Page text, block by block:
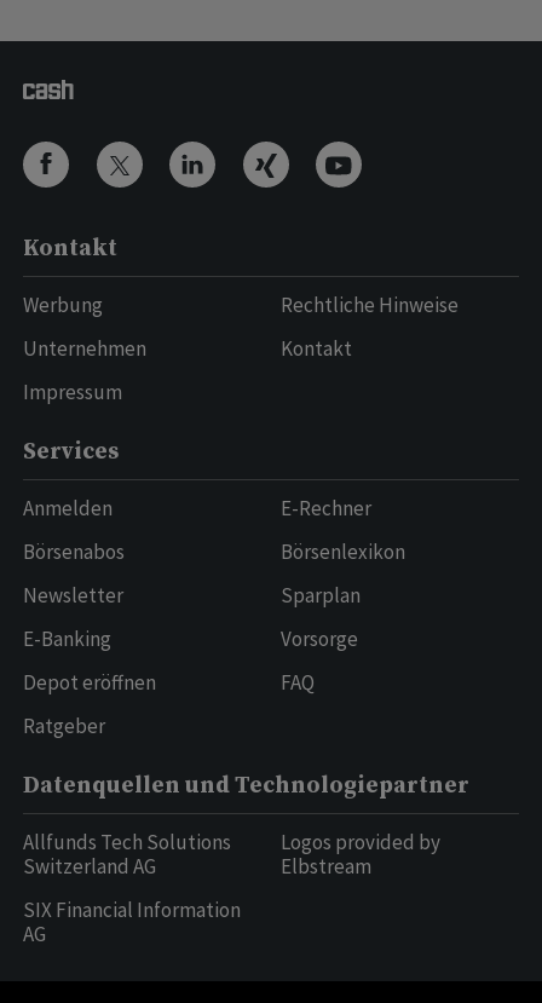
Kontakt
Werbung
Unternehmen
Impressum
Rechtliche Hinweise
Kontakt
Services
Anmelden
Börsenabos
Newsletter
E-Banking
Depot eröffnen
Ratgeber
E-Rechner
Börsenlexikon
Sparplan
Vorsorge
FAQ
Datenquellen und Technologiepartner
Allfunds Tech Solutions
Switzerland AG
SIX Financial Information
AG
Logos provided by
Elbstream